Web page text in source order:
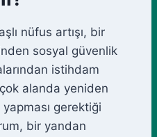
nüfus artışı, bir
sosyal güvenlik
istihdam
alanda yeniden
gerektiği
bir yandan